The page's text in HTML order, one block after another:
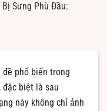
Bị Sưng Phù Đầu:
đề phổ biến trong
đặc biệt là sau
này không chỉ ảnh